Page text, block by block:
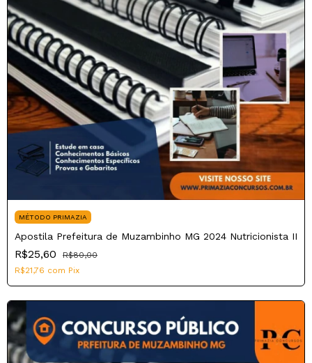
MÉTODO PRIMAZIA
Apostila Prefeitura de Muzambinho MG 2024 Nutricionista II
R$25,60
R$80,00
R$21,76 com Pix